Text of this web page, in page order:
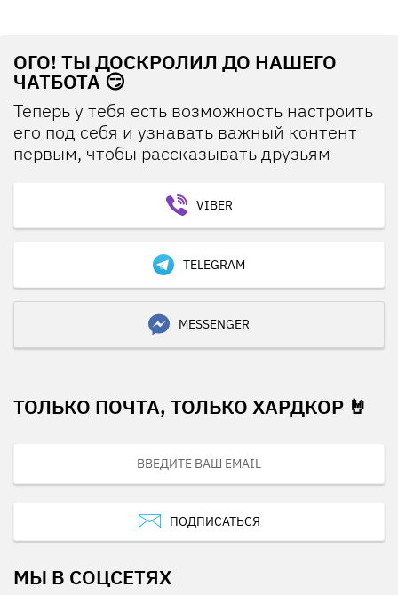
ОГО! ТЫ ДОСКРОЛИЛ ДО НАШЕГО
ЧАТБОТА 😏
Теперь у тебя есть возможность настроить
его под себя и узнавать важный контент
первым, чтобы рассказывать друзьям
VIBER
TELEGRAM
MESSENGER
ТОЛЬКО ПОЧТА, ТОЛЬКО ХАРДКОР 🤘
ПОДПИСАТЬСЯ
МЫ В СОЦСЕТЯХ